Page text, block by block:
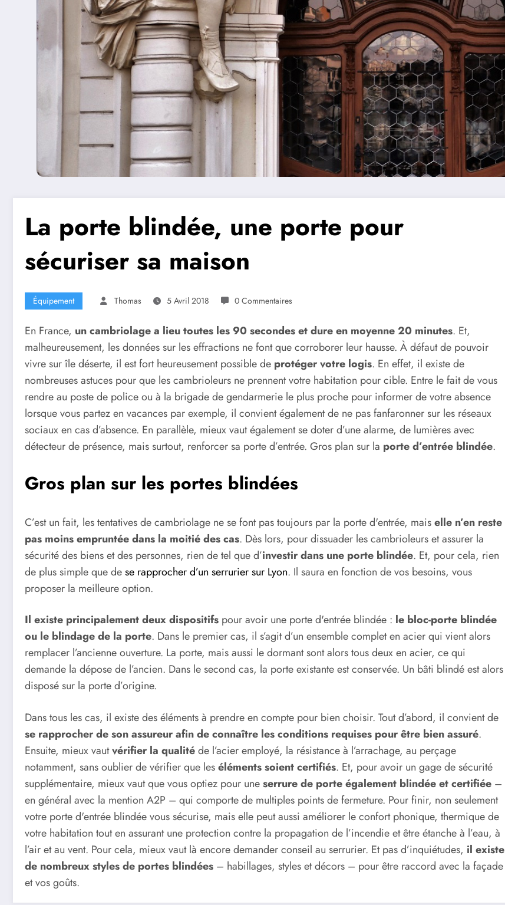
La porte blindée, une porte pour
sécuriser sa maison
Équipement Thomas 5 Avril 2018 0 Commentaires
En France, un cambriolage a lieu toutes les 90 secondes et dure en moyenne 20 minutes. Et,
malheureusement, les données sur les effractions ne font que corroborer leur hausse. À défaut de pouvoir
vivre sur île déserte, il est fort heureusement possible de protéger votre logis. En effet, il existe de
nombreuses astuces pour que les cambrioleurs ne prennent votre habitation pour cible. Entre le fait de vous
rendre au poste de police ou à la brigade de gendarmerie le plus proche pour informer de votre absence
lorsque vous partez en vacances par exemple, il convient également de ne pas fanfaronner sur les réseaux
sociaux en cas d’absence. En parallèle, mieux vaut également se doter d’une alarme, de lumières avec
détecteur de présence, mais surtout, renforcer sa porte d’entrée. Gros plan sur la porte d’entrée blindée.
Gros plan sur les portes blindées
C’est un fait, les tentatives de cambriolage ne se font pas toujours par la porte d'entrée, maiselle n’en reste
pas moins empruntée dans la moitié des cas. Dès lors, pour dissuader les cambrioleurs et assurer la
sécurité des biens et des personnes, rien de tel que d’investir dans une porte blindée. Et, pour cela, rien
de plus simple que dese rapprocher d’un serrurier sur Lyon. Il saura en fonction de vos besoins, vous
proposer la meilleure option.
Il existe principalement deux dispositifs pour avoir une porte d'entrée blindée : le bloc-porte blindée
ou le blindage de la porte. Dans le premier cas, il s’agit d’un ensemble complet en acier qui vient alors
remplacer l’ancienne ouverture. La porte, mais aussi le dormant sont alors tous deux en acier, ce qui
demande la dépose de l’ancien. Dans le second cas, la porte existante est conservée. Un bâti blindé est alors
disposé sur la porte d’origine.
Dans tous les cas, il existe des éléments à prendre en compte pour bien choisir. Tout d’abord, il convient de
se rapprocher de son assureur afin de connaître les conditions requises pour être bien assuré.
Ensuite, mieux vautvérifier la qualitéde l’acier employé, la résistance à l’arrachage, au perçage
notamment, sans oublier de vérifier que leséléments soient certifiés. Et, pour avoir un gage de sécurité
supplémentaire, mieux vaut que vous optiez pour uneserrure de porte également blindée et certifiée –
en général avec la mention A2P – qui comporte de multiples points de fermeture. Pour finir, non seulement
votre porte d'entrée blindée vous sécurise, mais elle peut aussi améliorer le confort phonique, thermique de
votre habitation tout en assurant une protection contre la propagation de l’incendie et être étanche à l’eau, à
l’air et au vent. Pour cela, mieux vaut là encore demander conseil au serrurier. Et pas d’inquiétudes, il existe
de nombreux styles de portes blindées – habillages, styles et décors – pour être raccord avec la façade
et vos goûts.